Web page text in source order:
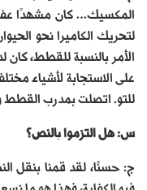
المكسيك… كان مشهدًا
لتحريك الكاميرا نحو
الأمر بالنسبة للقطط،
على الاستجابة لأشياء
للتو. اتصلت بمدرب القطط
س: هل التزموا بالنص؟
ج: حسنًا، لقد قمنا بنقل